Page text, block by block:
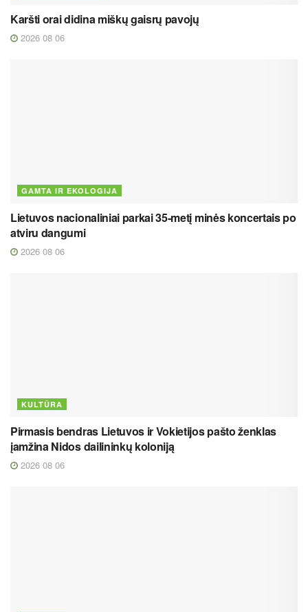
Karšti orai didina miškų gaisrų pavojų
2026 08 06
GAMTA IR EKOLOGIJA
Lietuvos nacionaliniai parkai 35-metį minės koncertais po
atviru dangumi
2026 08 06
KULTŪRA
Pirmasis bendras Lietuvos ir Vokietijos pašto ženklas
įamžina Nidos dailininkų koloniją
2026 08 06